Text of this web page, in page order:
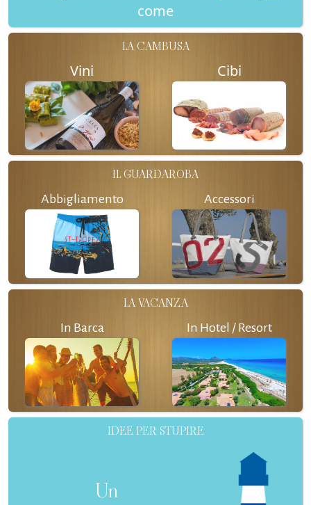
come
LA CAMBUSA
Vini Cibi
IL GUARDAROBA
Abbigliamento Accessori
LA VACANZA
In Barca In Hotel / Resort
IDEE PER STUPIRE
Un